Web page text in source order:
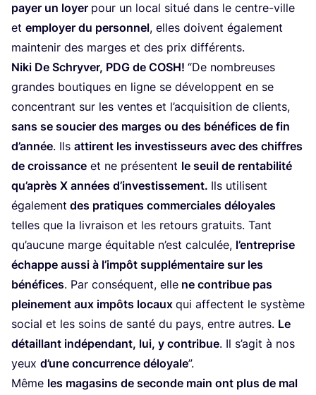
payer un loyer pour un local situé dans le centre-ville
et employer du per­son­nel, elles doivent éga­le­ment
main­te­nir des marges et des prix différents.
Niki De Schry­ver, PDG de COSH! “De nom­breuses
grandes bou­tiques en ligne se déve­loppent en se
concen­trant sur les ventes et l’ac­qui­si­tion de clients,
sans se sou­cier des marges ou des béné­fices de fin
d’an­née. Ils attirent les inves­tis­seurs avec des chiffres
de crois­sance et ne pré­sentent le seuil de ren­ta­bi­li­té
qu’a­près X années d’in­ves­tis­se­ment. Ils uti­lisent
éga­le­ment des pra­tiques com­mer­ciales déloyales
telles que la livrai­son et les retours gra­tuits. Tant
qu’au­cune marge équi­table n’est cal­cu­lée, l’en­tre­prise
échappe aus­si à l’im­pôt sup­plé­men­taire sur les
béné­fices. Par consé­quent, elle ne contri­bue pas
plei­ne­ment aux impôts locaux qui affectent le sys­tème
social et les soins de san­té du pays, entre autres. Le
détaillant indé­pen­dant, lui, y contri­bue. Il s’a­git à nos
yeux d’une concur­rence déloyale”.
Même les maga­sins de seconde main ont plus de mal